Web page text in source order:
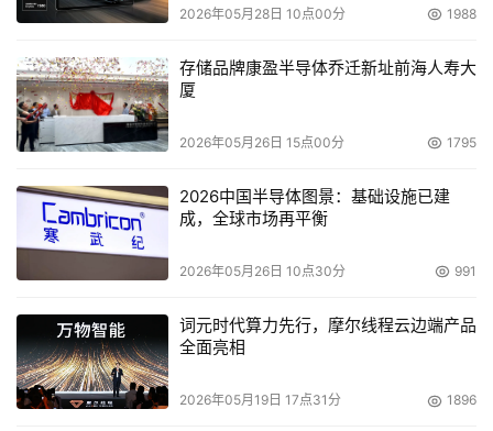
2026年05月28日 10点00分 1988
存储品牌康盈半导体乔迁新址前海人寿大
厦
2026年05月26日 15点00分 1795
2026中国半导体图景：基础设施已建
成，全球市场再平衡
2026年05月26日 10点30分 991
词元时代算力先行，摩尔线程云边端产品
全面亮相
2026年05月19日 17点31分 1896